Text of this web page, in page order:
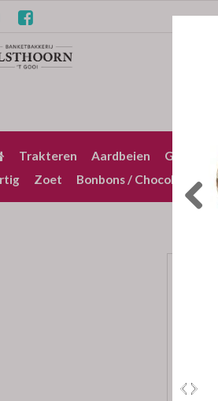
Trakteren Aardbeien Gebak /
Zoet Bonbons / Chocolade